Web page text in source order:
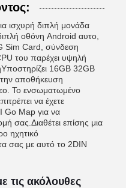
ισχυρή διπλή μονάδα
οθόνη Android αυτο,
Sim Card, σύνδεση
του παρέχει υψηλή
16GB 32GB
αποθήκευση
Το ενσωματωμένο
να έχετε
Map για να
σας.Διαθέτει επίσης μια
ηχητικό
σας με αυτό το 2DIN
τις ακόλουθες